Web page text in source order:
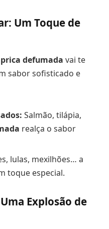
Um Toque de
defumada vai te
sabor sofisticado e
Salmão, tilápia,
realça o sabor
lulas, mexilhões… a
toque especial.
Explosão de